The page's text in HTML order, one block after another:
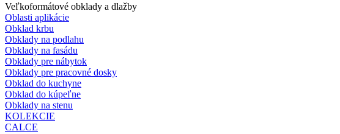
Veľkoformátové obklady a dlažby
Oblasti aplikácie
Obklad krbu
Obklady na podlahu
Obklady na fasádu
Obklady pre nábytok
Obklady pre pracovné dosky
Obklad do kuchyne
Obklad do kúpeľne
Obklady na stenu
KOLEKCIE
CALCE